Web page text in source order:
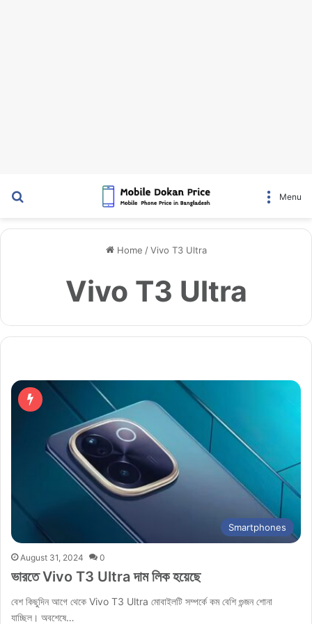
Menu
Home / Vivo T3 Ultra
Vivo T3 Ultra
Smartphones
August 31, 2024 0
ভারতে Vivo T3 Ultra দাম লিক হয়েছে
বেশ কিছুদিন আগে থেকে Vivo T3 Ultra মোবাইলটি সম্পর্কে কম বেশি গুন্জন শোনা
যাচ্ছিল। অবশেষে…